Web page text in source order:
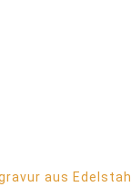
aus Edelstahl